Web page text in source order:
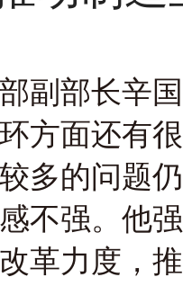
副部长辛
方面还有
多的问题
不强。他
革力度，